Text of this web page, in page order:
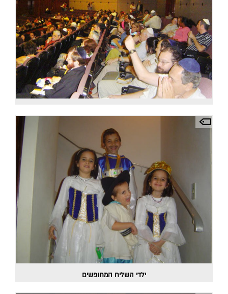
ילדי השליח המחופשים